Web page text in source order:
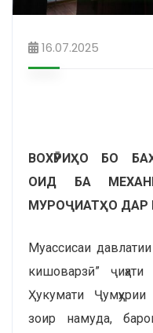
16.07.2025
ВОХӮРИҲО БО
ОИД БА
МУРОҶИАТҲО ДАР
Муассисаи
кишоварзӣ”
Ҳукумати Ҷумҳурии
зоир намуда,